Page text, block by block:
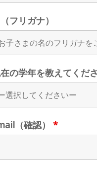
フリガナ）
の学年を教えてくだ
（確認）*